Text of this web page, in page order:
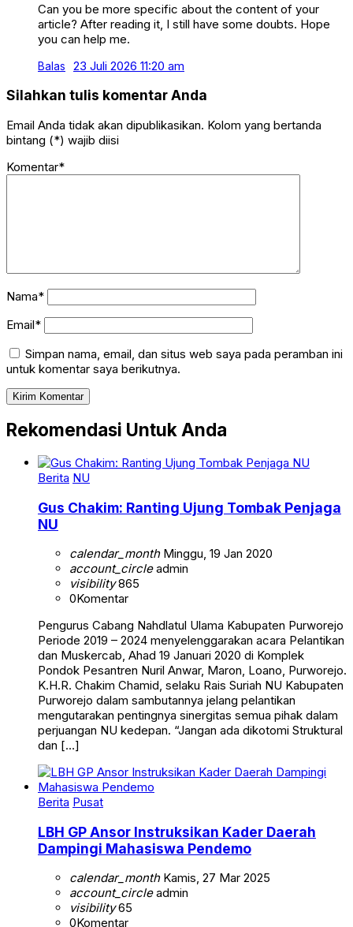
Can you be more specific about the content of your
article? After reading it, I still have some doubts. Hope
you can help me.
Balas 23 Juli 2026 11:20 am
Silahkan tulis komentar Anda
Email Anda tidak akan dipublikasikan. Kolom yang bertanda
bintang (*) wajib diisi
Komentar*
Nama*
Email*
Simpan nama, email, dan situs web saya pada peramban ini
untuk komentar saya berikutnya.
Rekomendasi Untuk Anda
Berita NU
Gus Chakim: Ranting Ujung Tombak Penjaga
NU
calendar_monthMinggu, 19 Jan 2020
account_circleadmin
visibility865
0Komentar
Pengurus Cabang Nahdlatul Ulama Kabupaten Purworejo
Periode 2019 – 2024 menyelenggarakan acara Pelantikan
dan Muskercab, Ahad 19 Januari 2020 di Komplek
Pondok Pesantren Nuril Anwar, Maron, Loano, Purworejo.
K.H.R. Chakim Chamid, selaku Rais Suriah NU Kabupaten
Purworejo dalam sambutannya jelang pelantikan
mengutarakan pentingnya sinergitas semua pihak dalam
perjuangan NU kedepan. “Jangan ada dikotomi Struktural
dan […]
Berita Pusat
LBH GP Ansor Instruksikan Kader Daerah
Dampingi Mahasiswa Pendemo
calendar_monthKamis, 27 Mar 2025
account_circleadmin
visibility65
0Komentar